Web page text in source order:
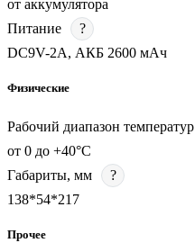
от аккумулятора
Питание
?
DC9V-2A, АКБ 2600 мАч
Физические
Рабочий диапазон температур
от 0 до +40°С
Габариты, мм
?
138*54*217
Прочее